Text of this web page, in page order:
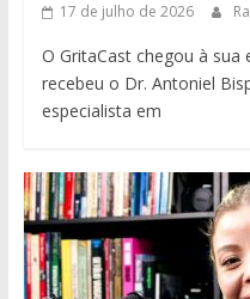
17 de julho de 2026
O GritaCast chegou à
recebeu o Dr. Antoniel
especialista em